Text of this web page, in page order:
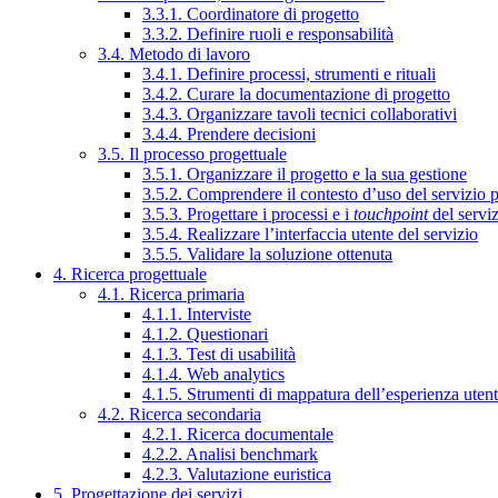
3.3.1. Coordinatore di progetto
3.3.2. Definire ruoli e responsabilità
3.4. Metodo di lavoro
3.4.1. Definire processi, strumenti e rituali
3.4.2. Curare la documentazione di progetto
3.4.3. Organizzare tavoli tecnici collaborativi
3.4.4. Prendere decisioni
3.5. Il processo progettuale
3.5.1. Organizzare il progetto e la sua gestione
3.5.2. Comprendere il contesto d’uso del servizio
3.5.3. Progettare i processi e i touchpointdel
3.5.4. Realizzare l’interfaccia utente del servizio
3.5.5. Validare la soluzione ottenuta
4. Ricerca progettuale
4.1. Ricerca primaria
4.1.1. Interviste
4.1.2. Questionari
4.1.3. Test di usabilità
4.1.4. Web analytics
4.1.5. Strumenti di mappatura dell’esperienza
4.2. Ricerca secondaria
4.2.1. Ricerca documentale
4.2.2. Analisi benchmark
4.2.3. Valutazione euristica
5. Progettazione dei servizi